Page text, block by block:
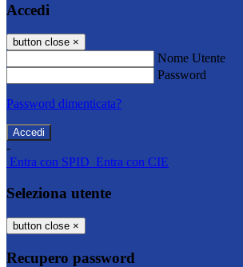
Accedi
button close ×
Nome Utente
Password
Password dimenticata?
-
Entra con SPID Entra con CIE
Seleziona utente
button close ×
Recupero password